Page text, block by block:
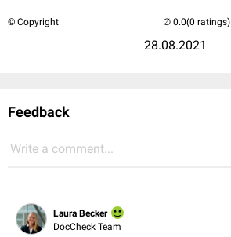
© Copyright
28.08.2021
(0 ratings)
Feedback
Write a comment...
Laura Becker
DocCheck Team